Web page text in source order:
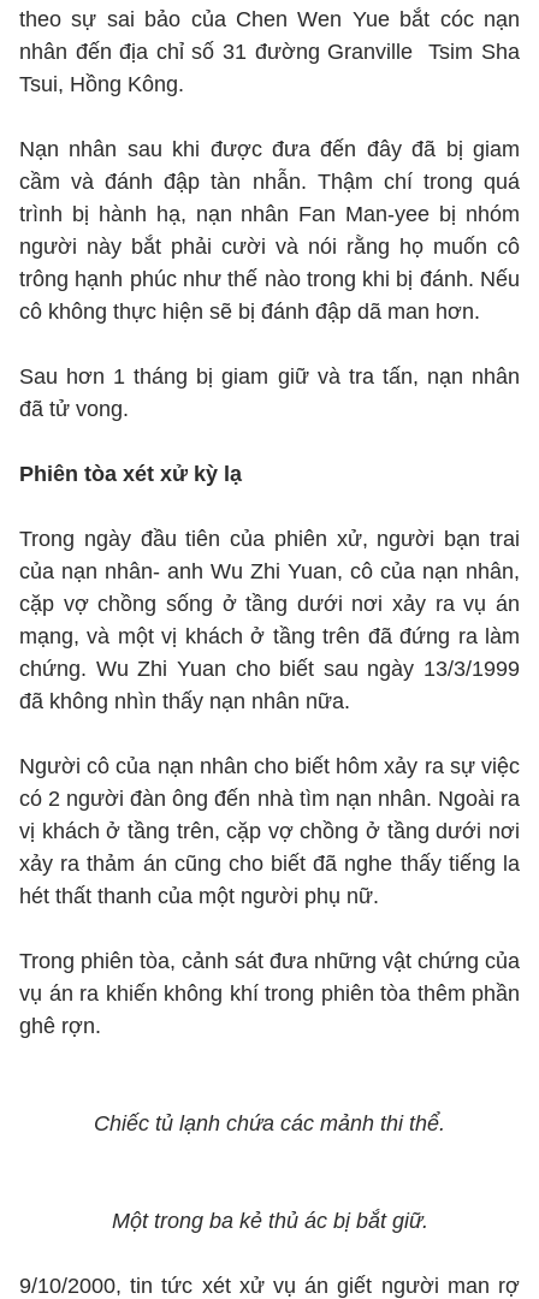
theo sự sai bảo của Chen Wen Yue bắt cóc nạn
nhân đến địa chỉ số 31 đường Granville Tsim Sha
Tsui, Hồng Kông.
Nạn nhân sau khi được đưa đến đây đã bị giam
cầm và đánh đập tàn nhẫn. Thậm chí trong quá
trình bị hành hạ, nạn nhân Fan Man-yee bị nhóm
người này bắt phải cười và nói rằng họ muốn cô
trông hạnh phúc như thế nào trong khi bị đánh. Nếu
cô không thực hiện sẽ bị đánh đập dã man hơn.
Sau hơn 1 tháng bị giam giữ và tra tấn, nạn nhân
đã tử vong.
Phiên tòa xét xử kỳ lạ
Trong ngày đầu tiên của phiên xử, người bạn trai
của nạn nhân- anh Wu Zhi Yuan, cô của nạn nhân,
cặp vợ chồng sống ở tầng dưới nơi xảy ra vụ án
mạng, và một vị khách ở tầng trên đã đứng ra làm
chứng. Wu Zhi Yuan cho biết sau ngày 13/3/1999
đã không nhìn thấy nạn nhân nữa.
Người cô của nạn nhân cho biết hôm xảy ra sự việc
có 2 người đàn ông đến nhà tìm nạn nhân. Ngoài ra
vị khách ở tầng trên, cặp vợ chồng ở tầng dưới nơi
xảy ra thảm án cũng cho biết đã nghe thấy tiếng la
hét thất thanh của một người phụ nữ.
Trong phiên tòa, cảnh sát đưa những vật chứng của
vụ án ra khiến không khí trong phiên tòa thêm phần
ghê rợn.
Chiếc tủ lạnh chứa các mảnh thi thể.
Một trong ba kẻ thủ ác bị bắt giữ.
9/10/2000, tin tức xét xử vụ án giết người man rợ